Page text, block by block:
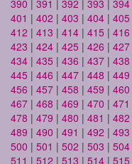
390 | 391 | 392 | 393 | 394
401 | 402 | 403 | 404 | 405
412 | 413 | 414 | 415 | 416
423 | 424 | 425 | 426 | 427
434 | 435 | 436 | 437 | 438
445 | 446 | 447 | 448 | 449
456 | 457 | 458 | 459 | 460
467 | 468 | 469 | 470 | 471
478 | 479 | 480 | 481 | 482
489 | 490 | 491 | 492 | 493
500 | 501 | 502 | 503 | 504
511 | 512 | 513 | 514 | 515